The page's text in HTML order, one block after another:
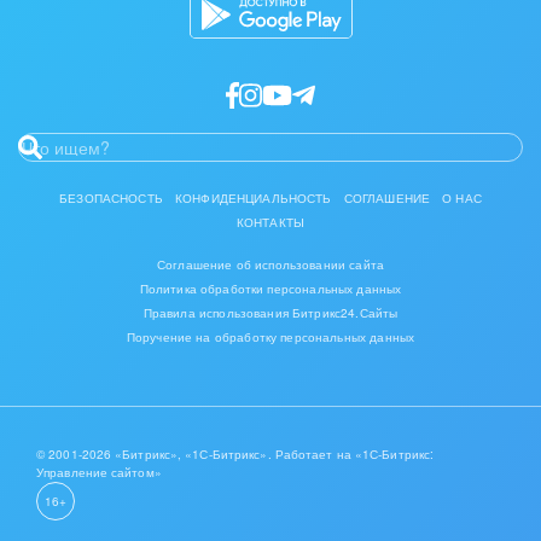
Консалтинговые и управленческие услуги
Культурные события, спорт, шоу-бизнес
Логистика
Медицина и фармацевтика
Металлургия
Мода, одежда, аксессуары, стиль
Нефть, газ
Оборудование, техника
БЕЗОПАСНОСТЬ КОНФИДЕНЦИАЛЬНОСТЬ СОГЛАШЕНИЕ
О НАС
КОНТАКТЫ
Соглашение об использовании сайта
Политика обработки персональных данных
Правила использования Битрикс24.Сайты
Поручение на обработку персональных данных
© 2001-2026 «Битрикс», «1С-Битрикс». Работает на «1С-Битрикс:
Управление сайтом»
16+